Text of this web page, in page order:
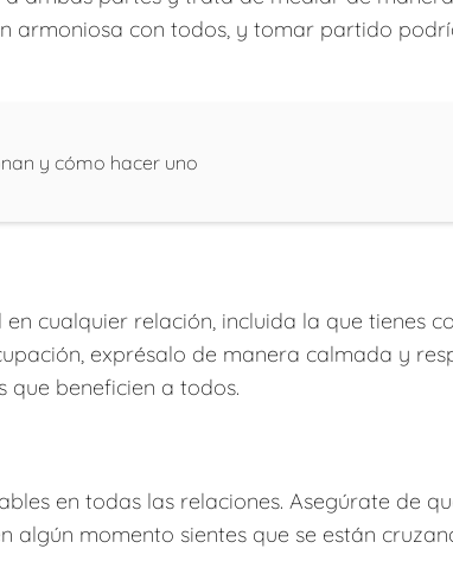
armoniosa con todos, y tomar partido
y cómo hacer uno
cualquier relación, incluida la que tienes
exprésalo de manera calmada y
beneficien a todos.
en todas las relaciones. Asegúrate de
algún momento sientes que se están